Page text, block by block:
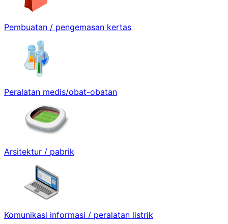
Pembuatan / pengemasan kertas
Peralatan medis/obat-obatan
Arsitektur / pabrik
Komunikasi informasi / peralatan listrik